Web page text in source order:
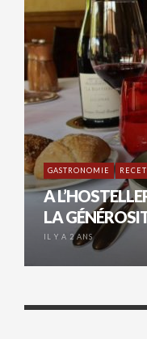
GASTRONOMIE
A
LA
IL Y A 2 ANS